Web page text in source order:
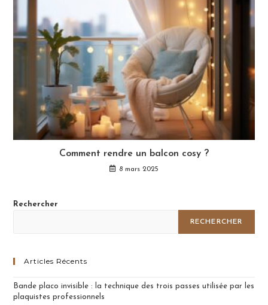
Comment rendre un balcon cosy ?
8 mars 2025
Rechercher
RECHERCHER
Articles Récents
Bande placo invisible : la technique des trois passes utilisée par les
plaquistes professionnels